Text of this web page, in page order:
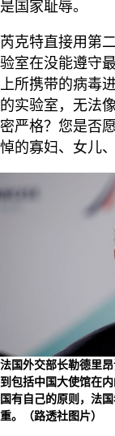
是国家耻辱。
芮克特直接用第
验室在没能遵守
上所携带的病毒
的实验室，无法
密严格？您是否
悼的寡妇、女儿
法国外交部长勒德里
到包括中国大使馆在
国有自己的原则，法
重。（路透社图片）